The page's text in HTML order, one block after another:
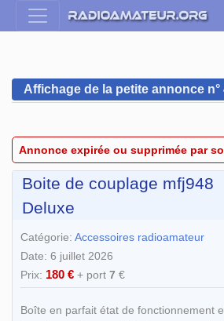
Affichage de la petite annonce n°
Annonce expirée ou supprimée par
Boite de couplage mfj948
Deluxe
Catégorie: Accessoires radioamateur
Date: 6 juillet 2026
Prix: 180 € + port 7 €
Boîte en parfait état de fonctionnement